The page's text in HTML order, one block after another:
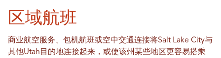
区域航班
商业航空服务、包机航班或空中交通连接将Salt Lake City与
其他Utah目的地连接起来，或使该州某些地区更容易搭乘